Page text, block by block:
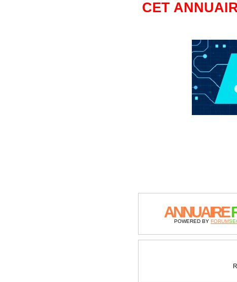
CET
ANNUAIRE
POWERED BY FORUM